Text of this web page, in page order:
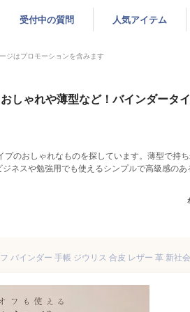
受付中の質問 人気アイテム
ジはプロモーションを含みます
しゃれや薄型など！バインダータ
のおしゃれなものを探しています。薄型で持
ネスや勉強用でも使えるシンプルで高級感の